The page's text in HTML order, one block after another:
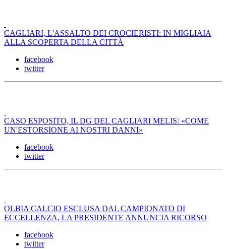
CAGLIARI, L'ASSALTO DEI CROCIERISTI: IN MIGLIAIA
ALLA SCOPERTA DELLA CITTÀ
facebook
twitter
CASO ESPOSITO, IL DG DEL CAGLIARI MELIS: «COME
UN'ESTORSIONE AI NOSTRI DANNI»
facebook
twitter
OLBIA CALCIO ESCLUSA DAL CAMPIONATO DI
ECCELLENZA, LA PRESIDENTE ANNUNCIA RICORSO
facebook
twitter